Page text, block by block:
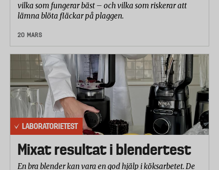
vilka som fungerar bäst – och vilka som riskerar att
lämna blöta fläckar på plaggen.
20 MARS
LABORATORIETEST
Mixat resultat i blendertest
En bra blender kan vara en god hjälp i köksarbetet. De